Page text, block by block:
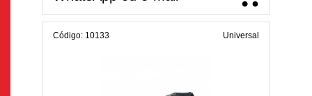
Código: 10133 Universal